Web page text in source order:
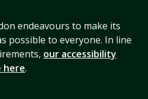
endeavours to make its
possible to everyone. In line
our accessibility
here.